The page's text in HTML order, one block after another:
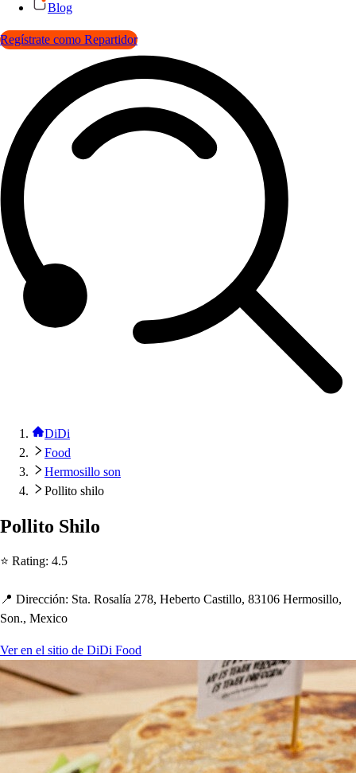
Blog
Regístrate como Repartidor
DiDi
Food
Hermosillo son
Pollito shilo
Pollito Shilo
⭐ Rating: 4.5
📍 Dirección: Sta. Rosalía 278, Heberto Castillo, 83106 Hermosillo,
Son., Mexico
Ver en el sitio de DiDi Food